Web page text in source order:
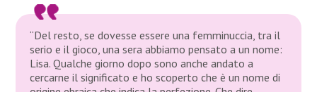
“Del resto, se dovesse essere una femminuccia, tra il
serio e il gioco, una sera abbiamo pensato a un nome:
Lisa. Qualche giorno dopo sono anche andato a
cercarne il significato e ho scoperto che è un nome di